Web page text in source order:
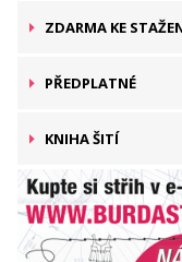
ZDARMA KE
PŘEDPLATNÉ
KNIHA ŠITÍ